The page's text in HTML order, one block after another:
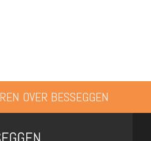
OVER BESSEGGEN